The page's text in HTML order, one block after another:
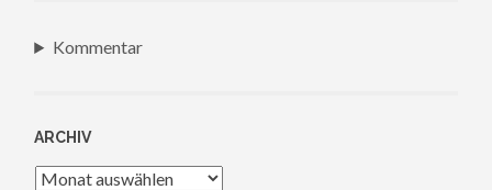
Kommentar
ARCHIV
Archiv